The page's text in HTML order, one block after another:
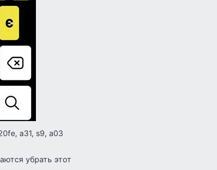
а31, s9, а03
убрать этот